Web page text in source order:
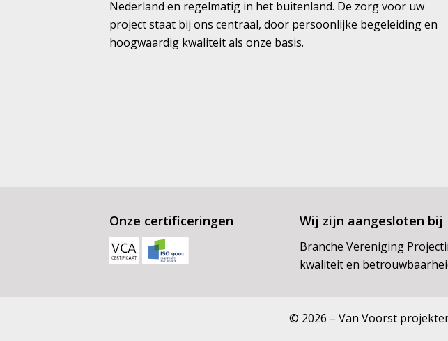
Nederland en regelmatig in het buitenland. De zorg voor uw
project staat bij ons centraal, door persoonlijke begeleiding en
hoogwaardig kwaliteit als onze basis.
Onze certificeringen Wij zijn aangesloten bij
Branche Vereniging
kwaliteit en
© 2026 – Van Voorst